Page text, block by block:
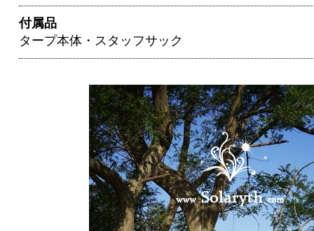
付属品
タープ本体・スタッフサック